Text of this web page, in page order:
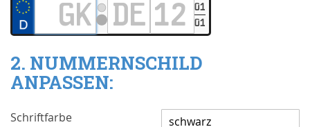
01
01
2. NUMMERNSCHILD
ANPASSEN:
Schriftfarbe